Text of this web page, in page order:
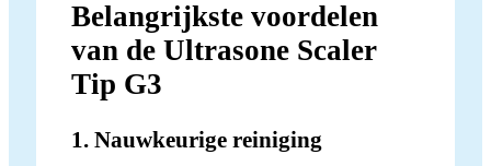
Belangrijkste voordelen
van de Ultrasone Scaler
Tip G3
1. Nauwkeurige reiniging